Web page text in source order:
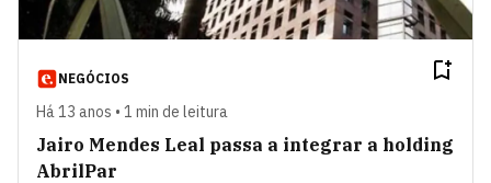
NEGÓCIOS
Há 13 anos • 1 min de leitura
Jairo Mendes Leal passa a integrar a holding
AbrilPar